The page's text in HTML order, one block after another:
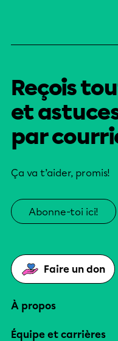
Reçois
et
par
Ça va t’aider, promis!
Abonne-toi ici!
Faire un don
À propos
Équipe et carrières